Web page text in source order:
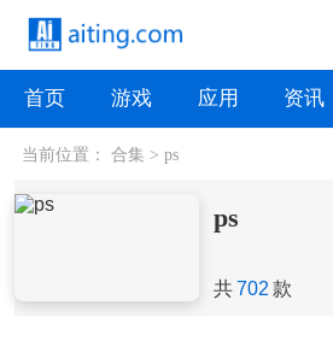
首页 游戏 应用 资讯
当前位置： 合集 > ps
ps
共702 款